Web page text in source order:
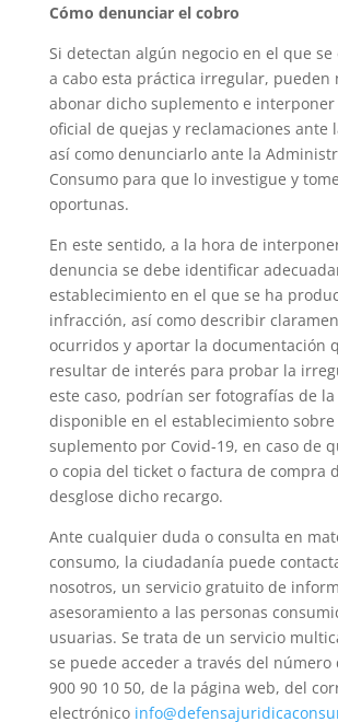
Cómo denunciar el cobro
Si detectan algún negocio en el que
a cabo esta práctica irregular, pueden
abonar dicho suplemento e interponer
oficial de quejas y reclamaciones ante
así como denunciarlo ante la
Consumo para que lo investigue y
oportunas.
En este sentido, a la hora de
denuncia se debe identificar
establecimiento en el que se ha
infracción, así como describir
ocurridos y aportar la documentación
resultar de interés para probar la
este caso, podrían ser fotografías de
disponible en el establecimiento sobre
suplemento por Covid-19, en caso de
o copia del ticket o factura de compra
desglose dicho recargo.
Ante cualquier duda o consulta en
consumo, la ciudadanía puede
nosotros, un servicio gratuito de
asesoramiento a las personas
usuarias. Se trata de un servicio
se puede acceder a través del número
900 90 10 50, de la página web, del
electrónico